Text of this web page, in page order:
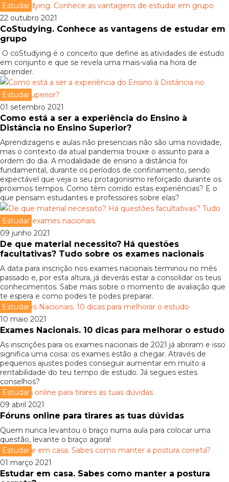
Estudar
22 outubro 2021
CoStudying. Conhece as vantagens de estudar em
grupo
O coStudying é o conceito que define as atividades de estudo
em conjunto e que se revela uma mais-valia na hora de
aprender.
Estudar
01 setembro 2021
Como está a ser a experiência do Ensino à
Distância no Ensino Superior?
Aprendizagens e aulas não presenciais não são uma novidade,
mas o contexto da atual pandemia trouxe o assunto para a
ordem do dia. A modalidade de ensino a distância foi
fundamental, durante os períodos de confinamento, sendo
expectável que veja o seu protagonismo reforçado durante os
próximos tempos. Como têm corrido estas experiências? E o
que pensam estudantes e professores sobre elas?
Estudar
09 junho 2021
De que material necessito? Há questões
facultativas? Tudo sobre os exames nacionais
A data para inscrição nos exames nacionais terminou no mês
passado e, por esta altura, já deverás estar a consolidar os teus
conhecimentos. Sabe mais sobre o momento de avaliação que
te espera e como podes te podes preparar.
Estudar
10 maio 2021
Exames Nacionais. 10 dicas para melhorar o estudo
As inscrições para os exames nacionais de 2021 já abriram e isso
significa uma coisa: os exames estão a chegar. Através de
pequenos ajustes podes conseguir aumentar em muito a
rentabilidade do teu tempo de estudo. Já segues estes
conselhos?
Estudar
09 abril 2021
Fóruns online para tirares as tuas dúvidas
Quem nunca levantou o braço numa aula para colocar uma
questão, levante o braço agora!
Estudar
01 março 2021
Estudar em casa. Sabes como manter a postura